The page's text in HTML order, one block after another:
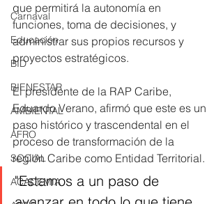
Carnaval
Educación
BID
BIENESTAR
AMBIENTAL
AFRO
SOCIAL
ACADEMIA
que permitirá la autonomía en
funciones, toma de decisiones, y
administrar sus propios recursos y
proyectos estratégicos.
El presidente de la RAP Caribe,
Eduardo Verano, afirmó que este es un
paso histórico y trascendental en el
proceso de transformación de la
región Caribe como Entidad Territorial.
"Estamos a un paso de